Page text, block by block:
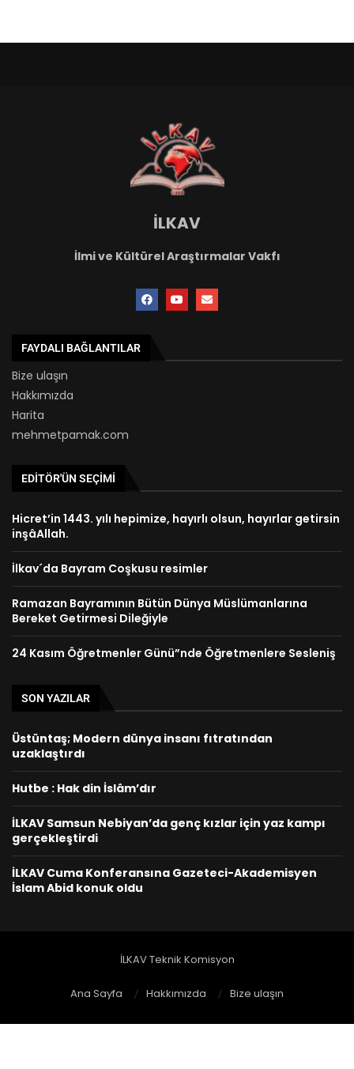
İLKAV
İlmi ve Kültürel Araştırmalar Vakfı
FAYDALI BAĞLANTILAR
Bize ulaşın
Hakkımızda
Harita
mehmetpamak.com
EDITÖR'ÜN SEÇIMI
Hicret’in 1443. yılı hepimize, hayırlı olsun, hayırlar getirsin
inşâAllah.
İlkav´da Bayram Coşkusu resimler
Ramazan Bayramının Bütün Dünya Müslümanlarına
Bereket Getirmesi Dileğiyle
24 Kasım Öğretmenler Günü”nde Öğretmenlere Sesleniş
SON YAZILAR
Üstüntaş; Modern dünya insanı fıtratından
uzaklaştırdı
Hutbe : Hak din İslâm’dır
İLKAV Samsun Nebiyan’da genç kızlar için yaz kampı
gerçekleştirdi
İLKAV Cuma Konferansına Gazeteci-Akademisyen
İslam Abid konuk oldu
İLKAV Teknik Komisyon
Ana Sayfa Hakkımızda Bize ulaşın